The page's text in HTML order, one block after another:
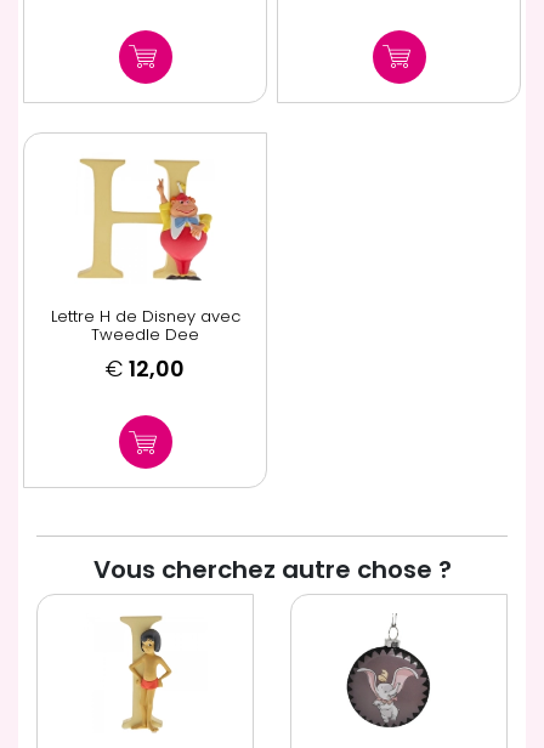
Lettre H de Disney avec
Tweedle Dee
€ 12,00
Vous cherchez autre chose ?